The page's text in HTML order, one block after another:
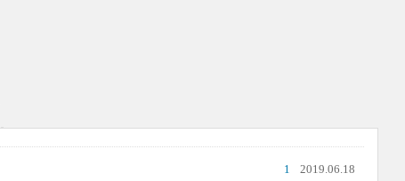
2019.06.18
1